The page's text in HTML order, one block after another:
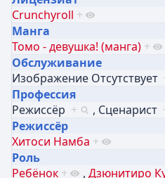
Crunchyroll +
Манга
Томо - девушка! (манга) +
Обслуживание
Изображение Отсутствует
Профессия
Режиссёр + , Сценарист
Режиссёр
Хитоси Намба +
Роль
Ребёнок + , Дзюнитиро